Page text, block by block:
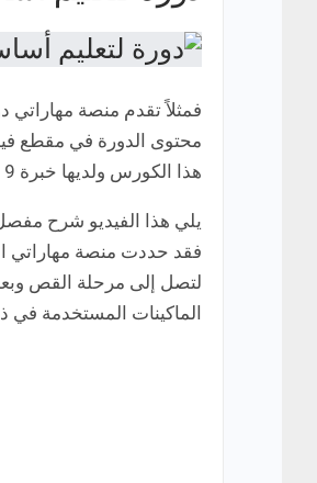
فمثلاً تقدم منصة مهاراتي
محتوى الدورة في مقطع
هذا الكورس ولديها خبرة 9 سنوات في هذا المجال الأزياء منهم 5 سنوات في مجال تدريس الأزياء.
يلي هذا الفيديو شرح
فقد حددت منصة مهاراتي
لتصل إلى مرحلة القص
الماكينات المستخدمة في